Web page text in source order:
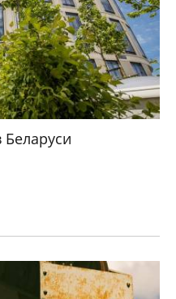
Беларуси